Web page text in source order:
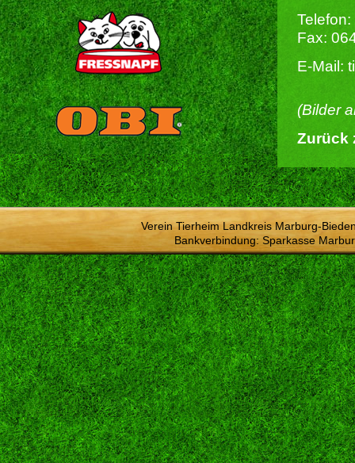
Fax:
E-Mail:
(Bilder
Zurück
Verein Tierheim Landkreis Marburg-
Bankverbindung: Sparkasse